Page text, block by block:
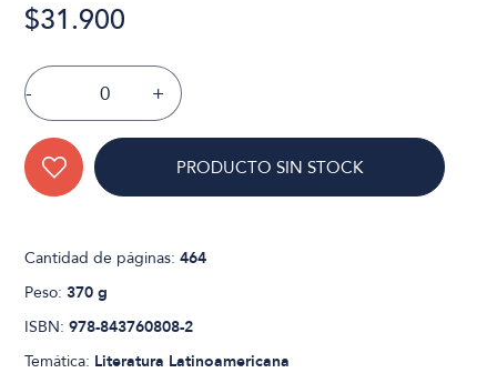
$31.900
- +
PRODUCTO SIN STOCK
Cantidad de páginas:464
Peso:370 g
ISBN:978-843760808-2
Temática: Literatura Latinoamericana